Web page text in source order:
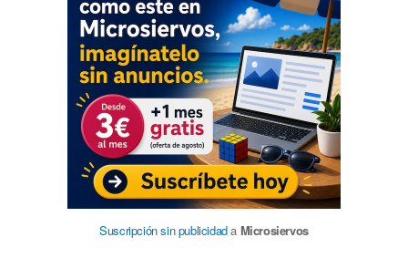
Suscripción sin publicidada Microsiervos